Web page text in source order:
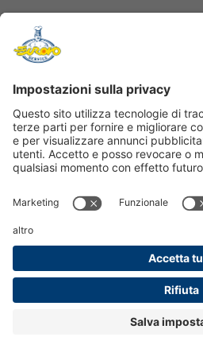
FOLLOW
IMOLA
VIA UGO LA
CENTRALINO:+39
FAX: +39 0542
PRIVACY